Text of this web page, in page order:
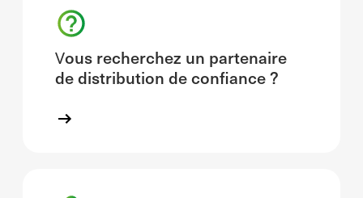
Vous recherchez un partenaire
de distribution de confiance ?